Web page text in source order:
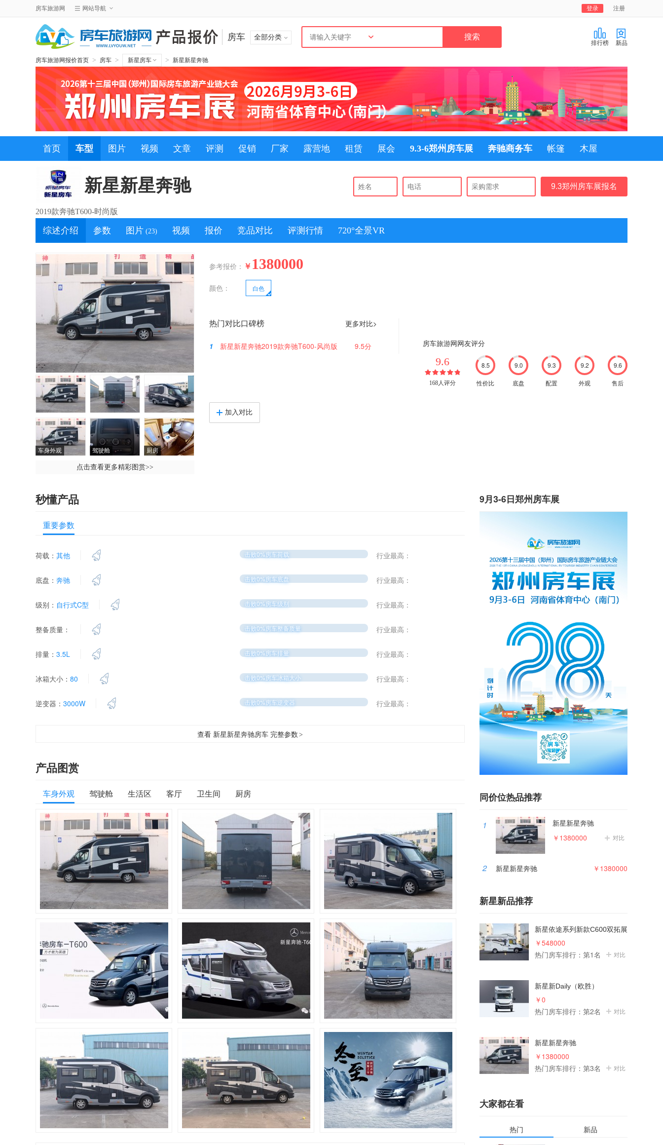
注册
登录
房车旅游网 网站导航
排行榜 新品
房车 全部分类
房车旅游网报价首页 > 房车 > 新星房车 > 新星新星奔驰
首页 车型 图片 视频 文章 评测 促销 厂家 露营地 租赁 展会 9.3-6郑州房车展 奔驰商务车 帐篷 木屋
9.3郑州房车展报名
新星新星奔驰
2019款奔驰T600-时尚版
综述介绍 参数 图片 (23) 视频 报价 竞品对比 评测行情 720°全景VR
车身外观 驾驶舱 厨房
点击查看更多精彩图赏>>
参考报价： ￥ 1380000
颜色： 白色
更多对比>
热门对比口碑榜
1 9.5分
新星新星奔驰2019款奔驰T600-风尚版 房车旅游网网友评分
9.6
168人评分
8.5
性价比
9.0
底盘
9.3
配置
9.2
外观
9.6
售后
加入对比
秒懂产品
重要参数
荷载： 其他 击败0%房车荷载 行业最高：
底盘： 奔驰 击败0%房车底盘 行业最高：
级别： 自行式C型 击败0%房车级别 行业最高：
整备质量： 击败0%房车整备质量 行业最高：
排量： 3.5L 击败0%房车排量 行业最高：
冰箱大小： 80 击败0%房车冰箱大小 行业最高：
逆变器： 3000W 击败0%房车逆变器 行业最高：
查看 新星新星奔驰房车 完整参数 >
产品图赏
车身外观 驾驶舱 生活区 客厅 卫生间 厨房
9月3-6日郑州房车展
同价位热品推荐
1 新星新星奔驰
对比
￥1380000
2 新星新星奔驰 ￥1380000
新星新品推荐
新星依途系列新款C600双拓展
房车
￥548000
热门房车排行：第1名
对比
新星新Daily（欧胜）
￥0
热门房车排行：第2名
对比
新星新星奔驰
￥1380000
热门房车排行：第3名
对比
大家都在看
热门 新品